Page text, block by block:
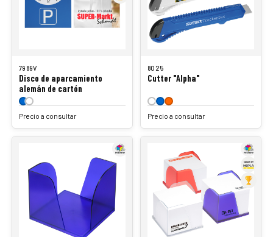
7989V
Disco de aparcamiento
alemán de cartón
Precio a consultar
8025
Cutter "Alpha"
Precio a consultar